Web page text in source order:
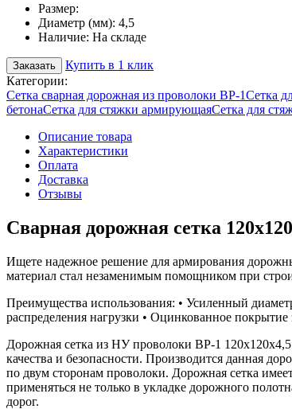
Размер:
Диаметр (мм): 4,5
Наличие: На складе
Заказать
Купить в 1 клик
Категории:
Сетка сварная дорожная из проволоки ВР-1Сетка
бетонаСетка для стяжки армирующаяСетка для
Описание товара
Характеристики
Оплата
Доставка
Отзывы
Сварная дорожная сетка
Ищете надежное решение для армирования
материал стал незаменимым помощником при
Преимущества использования: • Усиленный
распределения нагрузки • Оцинкованное
Дорожная сетка из НУ проволоки ВР-1
качества и безопасности. Производится данная
по двум сторонам проволоки. Дорожная сетка
применяться не только в укладке дорожного
дорог.